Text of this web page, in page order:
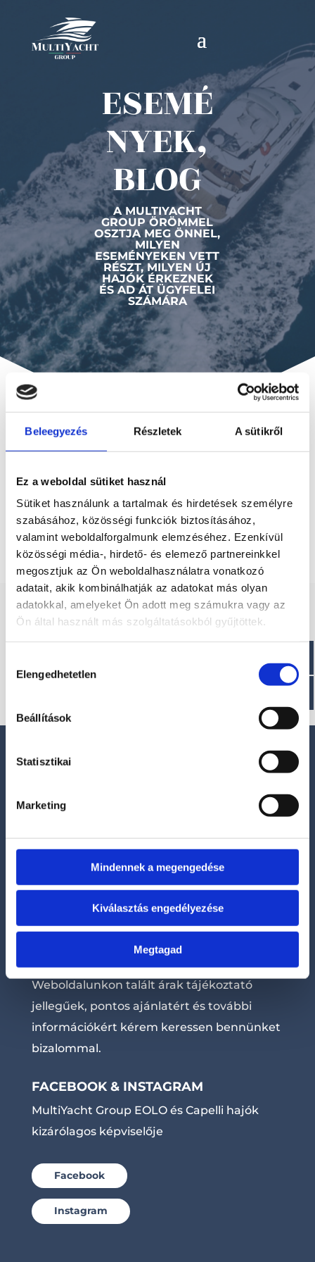
Beleegyezés Részletek A sütikről
Ez a weboldal sütiket használ
Sütiket használunk a tartalmak és hirdetések személyre
szabásához, közösségi funkciók biztosításához,
valamint weboldalforgalmunk elemzéséhez. Ezenkívül
közösségi média-, hirdető- és elemező partnereinkkel
megosztjuk az Ön weboldalhasználatra vonatkozó
adatait, akik kombinálhatják az adatokat más olyan
adatokkal, amelyeket Ön adott meg számukra vagy az
Ön által használt más szolgáltatásokból gyűjtöttek.
kiválasztása
Elengedhetetlen
Beállítások
Statisztikai
Marketing
Mindennek a megengedése
Kiválasztás engedélyezése
Megtagad
ESEMÉ
NYEK,
BLOG
A MULTIYACHT
GROUP ÖRÖMMEL
OSZTJA MEG ÖNNEL,
MILYEN
ESEMÉNYEKEN VETT
RÉSZT, MILYEN ÚJ
HAJÓK ÉRKEZNEK
ÉS AD ÁT ÜGYFELEI
SZÁMÁRA
No Results Found
The page you requested could not
be found. Try refining your search,
or use the navigation above to
locate the post.
Online Szervíz Időpont
kérés
alapár, mely motort nem tartalmazza!
Cégünk fenntartja az árváltoztatás jogát.
Weboldalunkon talált árak tájékoztató
jellegűek, pontos ajánlatért és további
információkért kérem keressen bennünket
bizalommal.
FACEBOOK & INSTAGRAM
MultiYacht Group EOLO és Capelli hajók
kizárólagos képviselője
Facebook
Instagram